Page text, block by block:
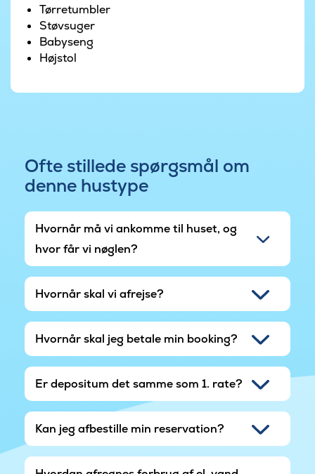
Ved området finder I også en stor multibane med
piratskib og legeplads, til børn i alle aldre. Der er
borde og bænke, så de voksne kan snakke og
legeområde.
Tørretumbler
Støvsuger
Babyseng
Højstol
Ofte stillede spørgsmål om
denne hustype
Hvornår må vi ankomme til huset, og
hvor får vi nøglen?
Hvornår skal vi afrejse?
Hvornår skal jeg betale min booking?
Er depositum det samme som 1. rate?
Kan jeg afbestille min reservation?